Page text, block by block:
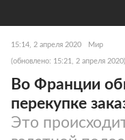
15:14, 2 апреля 2020 Мир
(обновлено: 15:21, 2 апреля 2020)
Во Франции
перекупке
Это